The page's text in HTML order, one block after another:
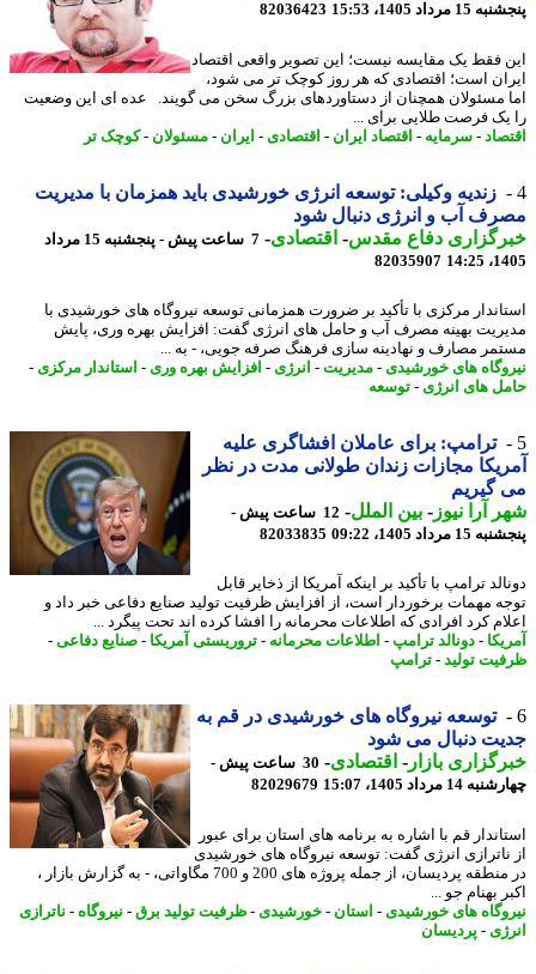
1405، 15:53
82036423
فقط یک مقایسه نیست؛ این تصویر واقعی اقتصاد
است؛ اقتصادی که هر روز کوچک تر می شود،
مسئولان همچنان از دستاوردهای بزرگ سخن می گویند. عده ای این وضعیت
فرصت طلایی برای ...
-سرمایه -اقتصاد ایران - اقتصادی-ایران - مسئولان-کوچک تر
زندیه وکیلی: توسعه انرژی خورشیدی باید همزمان با مدیریت
آب و انرژی دنبال شود
دفاع مقدس-اقتصادی-
7 ساعت پیش - پنجشنبه 15 مرداد
82035907
مرکزی با تأکید بر ضرورت همزمانی توسعه نیروگاه های خورشیدی با
بهینه مصرف آب و حامل های انرژی گفت: افزایش بهره وری، پایش
مصارف و نهادینه سازی فرهنگ صرفه جویی، - به ...
های خورشیدی-مدیریت-انرژی-افزایش بهره وری - استاندار مرکزی -
های انرژی-توسعه
ترامپ: برای عاملان افشاگری علیه
مجازات زندان طولانی مدت در نظر
گیریم
آرا نیوز-بین الملل-
12 ساعت پیش -
1405، 09:22
82033835
ترامپ با تأکید بر اینکه آمریکا از ذخایر قابل
مهمات برخوردار است، از افزایش ظرفیت تولید صنایع دفاعی خبر داد و
کرد افرادی که اطلاعات محرمانه را افشا کرده اند تحت پیگرد ...
- دونالد ترامپ -اطلاعات محرمانه -تروریستی آمریکا- صنایع دفاعی-
تولید-ترامپ
توسعه نیروگاه های خورشیدی در قم به
دنبال می شود
بازار- اقتصادی-
30 ساعت پیش -
مرداد 1405، 15:07
82029679
قم با اشاره به برنامه های استان برای عبور
انرژی گفت: توسعه نیروگاه های خورشیدی
در منطقه پردیسان، از جمله پروژه های 200 و 700 مگاواتی، - به گزارش بازار ،
بهنام جو ...
های خورشیدی-استان-خورشیدی-ظرفیت تولید برق - نیروگاه -ناترازی
-پردیسان